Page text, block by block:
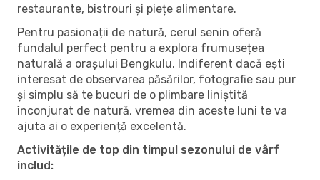
restaurante, bistrouri și piețe alimentare.
Pentru pasionații de natură, cerul senin oferă
fundalul perfect pentru a explora frumusețea
naturală a orașului Bengkulu. Indiferent dacă ești
interesat de observarea păsărilor, fotografie sau pur
și simplu să te bucuri de o plimbare liniștită
înconjurat de natură, vremea din aceste luni te va
ajuta ai o experiență excelentă.
Activitățile de top din timpul sezonului de vârf
includ: